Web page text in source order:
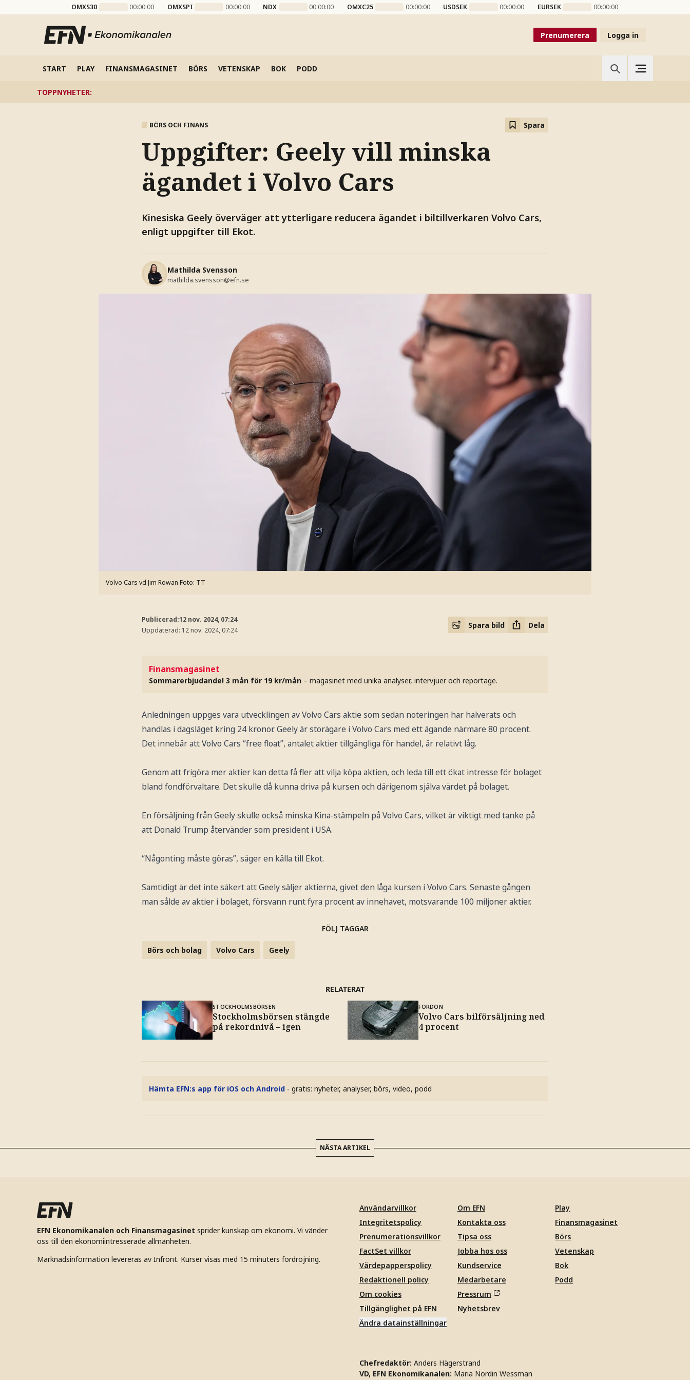
OMXS30 00:00:00 OMXSPI 00:00:00 NDX 00:00:00 OMXC25 00:00:00 USDSEK 00:00:00 EURSEK 00:00:00
Prenumerera Logga in
START PLAY FINANSMAGASINET BÖRS VETENSKAP BOK PODD
TOPPNYHETER:
BÖRS OCH FINANS Spara
Uppgifter: Geely vill minska
ägandet i Volvo Cars
Kinesiska Geely överväger att ytterligare reducera ägandet i biltillverkaren Volvo Cars,
enligt uppgifter till Ekot.
Mathilda Svensson
mathilda.svensson@efn.se
Volvo Cars vd Jim Rowan Foto: TT
Publicerad:12 nov. 2024, 07:24
Uppdaterad: 12 nov. 2024, 07:24
Spara bild Dela
Finansmagasinet
Sommarerbjudande! 3 mån för 19 kr/mån – magasinet med unika analyser, intervjuer och reportage.
Anledningen uppges vara utvecklingen av Volvo Cars aktie som sedan noteringen har halverats och
handlas i dagsläget kring 24 kronor. Geely är storägare i Volvo Cars med ett ägande närmare 80 procent.
Det innebär att Volvo Cars “free float”, antalet aktier tillgängliga för handel, är relativt låg.
Genom att frigöra mer aktier kan detta få fler att vilja köpa aktien, och leda till ett ökat intresse för bolaget
bland fondförvaltare. Det skulle då kunna driva på kursen och därigenom själva värdet på bolaget.
En försäljning från Geely skulle också minska Kina-stämpeln på Volvo Cars, vilket är viktigt med tanke på
att Donald Trump återvänder som president i USA.
“Någonting måste göras”, säger en källa till Ekot.
Samtidigt är det inte säkert att Geely säljer aktierna, givet den låga kursen i Volvo Cars. Senaste gången
man sålde av aktier i bolaget, försvann runt fyra procent av innehavet, motsvarande 100 miljoner aktier.
FÖLJ TAGGAR
Börs och bolag Volvo Cars Geely
RELATERAT
STOCKHOLMSBÖRSEN
Stockholmsbörsen stängde
på rekordnivå – igen
FORDON
Volvo Cars bilförsäljning ned
4 procent
Hämta EFN:s app för iOS och Android - gratis: nyheter, analyser, börs, video, podd
NÄSTA ARTIKEL
EFN Ekonomikanalen och Finansmagasinet sprider kunskap om ekonomi. Vi vänder
oss till den ekonomiintresserade allmänheten.
Marknadsinformation levereras av Infront. Kurser visas med 15 minuters fördröjning.
Användarvillkor
Integritetspolicy
Prenumerationsvillkor
FactSet villkor
Värdepapperspolicy
Redaktionell policy
Om cookies
Tillgänglighet på EFN
Ändra datainställningar
Om EFN
Kontakta oss
Tipsa oss
Jobba hos oss
Kundservice
Medarbetare
Pressrum
Nyhetsbrev
Play
Finansmagasinet
Börs
Vetenskap
Bok
Podd
Chefredaktör: Anders Hägerstrand
VD, EFN Ekonomikanalen: Maria Nordin Wessman